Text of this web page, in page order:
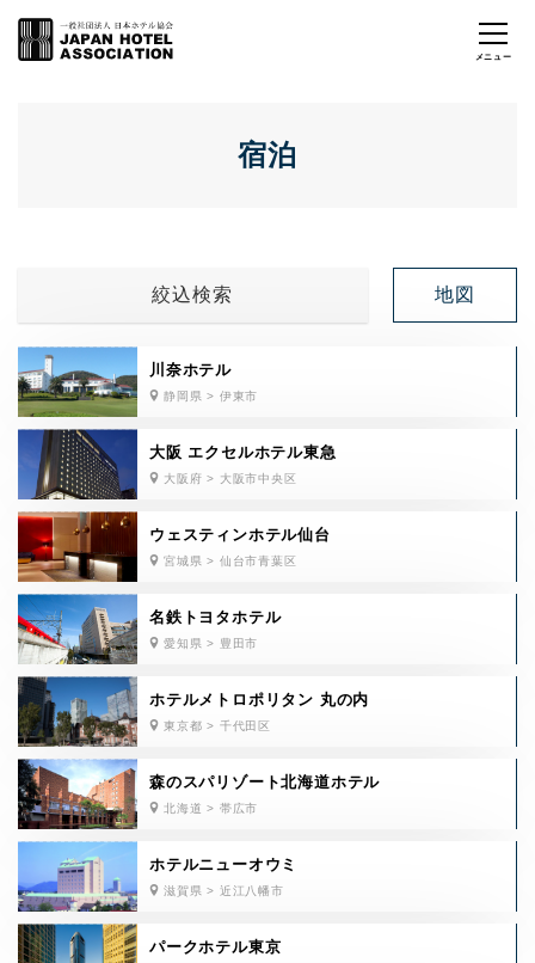
宿泊
絞込検索 地図
川奈ホテル
静岡県 > 伊東市
大阪 エクセルホテル東急
大阪府 > 大阪市中央区
ウェスティンホテル仙台
宮城県 > 仙台市青葉区
名鉄トヨタホテル
愛知県 > 豊田市
ホテルメトロポリタン 丸の内
東京都 > 千代田区
森のスパリゾート北海道ホテル
北海道 > 帯広市
ホテルニューオウミ
滋賀県 > 近江八幡市
パークホテル東京